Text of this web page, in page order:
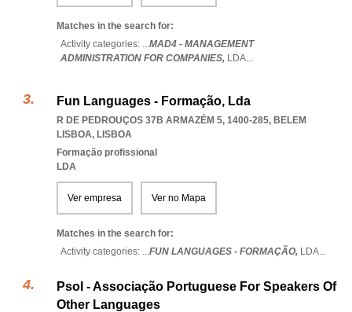
Matches in the search for:
Activity categories: ...MAD4 - MANAGEMENT
ADMINISTRATION FOR COMPANIES, LDA...
Fun Languages - Formação, Lda
R DE PEDROUÇOS 37B ARMAZÉM 5, 1400-285, BELEM
LISBOA, LISBOA
Formação profissional
LDA
Ver empresa Ver no Mapa
Matches in the search for:
Activity categories: ...FUN LANGUAGES - FORMAÇÃO, LDA...
Psol - Associação Portuguese For Speakers Of
Other Languages